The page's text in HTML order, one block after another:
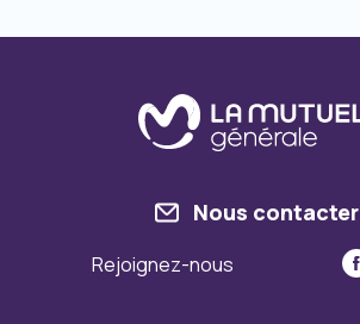
Nous contacter
Rejoignez-nous